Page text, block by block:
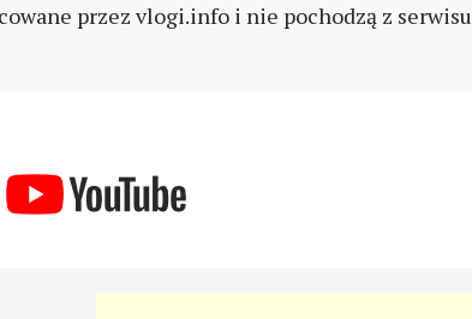
przez vlogi.info i nie pochodzą z serwisu